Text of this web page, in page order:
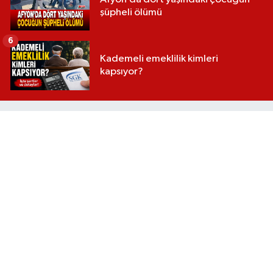
şüpheli ölümü
Kademeli emeklilik kimleri
kapsıyor?
6